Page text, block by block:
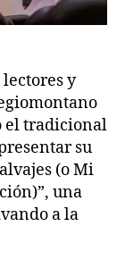
y
el tradicional
su
(o Mi
una
a la